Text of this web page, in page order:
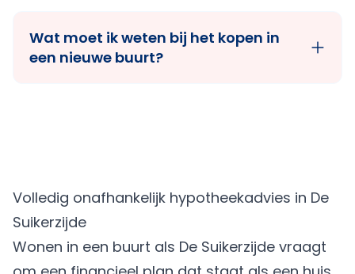
Wat moet ik weten bij het kopen in
een nieuwe buurt?
Volledig onafhankelijk hypotheekadvies in De
Suikerzijde
Wonen in een buurt als De Suikerzijde vraagt